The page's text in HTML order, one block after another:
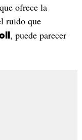
ofrece la
ruido que
, puede parecer